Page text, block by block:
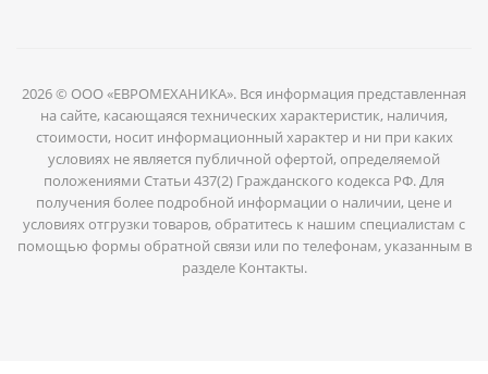
2026 © ООО «ЕВРОМЕХАНИКА». Вся информация представленная
на сайте, касающаяся технических характеристик, наличия,
стоимости, носит информационный характер и ни при каких
условиях не является публичной офертой, определяемой
положениями Статьи 437(2) Гражданского кодекса РФ. Для
получения более подробной информации о наличии, цене и
условиях отгрузки товаров, обратитесь к нашим специалистам с
помощью формы обратной связи или по телефонам, указанным в
разделе Контакты.